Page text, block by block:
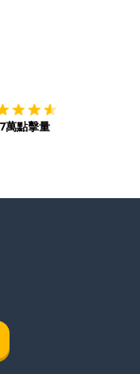
萬點擊量